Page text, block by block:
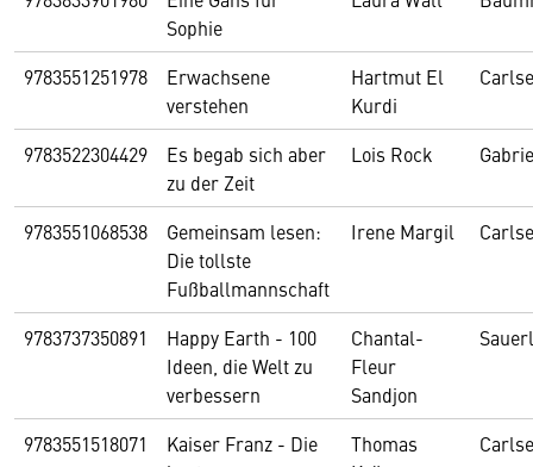
Sophie
9783551251978
Erwachsene
verstehen
Hartmut El
Kurdi
9783522304429
Es begab sich aber
zu der Zeit
Lois Rock
9783551068538
Gemeinsam lesen:
Die tollste
Fußballmannschaft
Irene Margil
9783737350891
Happy Earth - 100
Ideen, die Welt zu
verbessern
Chantal-
Fleur
Sandjon
9783551518071
Kaiser Franz - Die
Thomas